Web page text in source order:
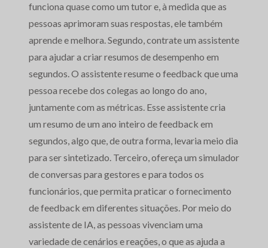
funciona quase como um tutor e, à medida que as
pessoas aprimoram suas respostas, ele também
aprende e melhora. Segundo, contrate um assistente
para ajudar a criar resumos de desempenho em
segundos. O assistente resume o feedback que uma
pessoa recebe dos colegas ao longo do ano,
juntamente com as métricas. Esse assistente cria
um resumo de um ano inteiro de feedback em
segundos, algo que, de outra forma, levaria meio dia
para ser sintetizado. Terceiro, ofereça um simulador
de conversas para gestores e para todos os
funcionários, que permita praticar o fornecimento
de feedback em diferentes situações. Por meio do
assistente de IA, as pessoas vivenciam uma
variedade de cenários e reações, o que as ajuda a